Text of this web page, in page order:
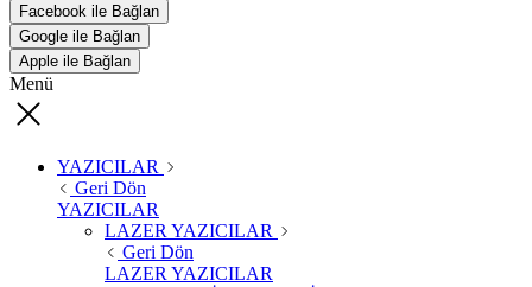
Facebook ile Bağlan
Google ile Bağlan
Apple ile Bağlan
Menü
YAZICILAR
Geri Dön
YAZICILAR
LAZER YAZICILAR
Geri Dön
LAZER YAZICILAR